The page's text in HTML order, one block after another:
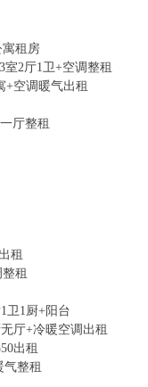
寓租房
室2厅1卫+空调整租
+空调暖气出租
厅整租
租
租
卫1厨+阳台
厅+冷暖空调出租
出租
气整租